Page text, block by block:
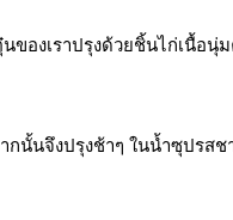
ของเราปรุงด้วยชิ้นไก่เนื้อนุ่
นั้นจึงปรุงช้าๆ ในน้ำซุปรส